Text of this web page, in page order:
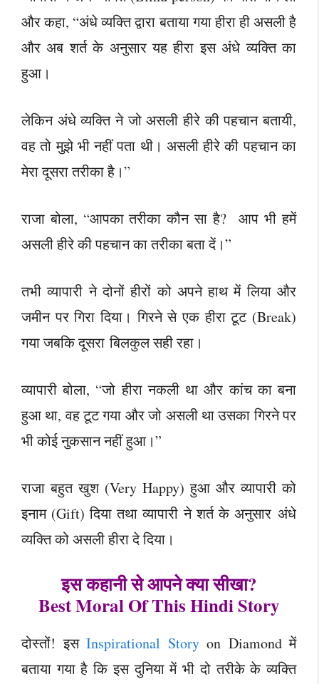
और कहा, “अंधे व्यक्ति द्वारा बताया गया हीरा ही असली है
और अब शर्त के अनुसार यह हीरा इस अंधे व्यक्ति का
हुआ।
लेकिन अंधे व्यक्ति ने जो असली हीरे की पहचान बतायी,
वह तो मुझे भी नहीं पता थी। असली हीरे की पहचान का
मेरा दूसरा तरीका है।”
राजा बोला, “आपका तरीका कौन सा है? आप भी हमें
असली हीरे की पहचान का तरीका बता दें।”
तभी व्यापारी ने दोनों हीरों को अपने हाथ में लिया और
जमीन पर गिरा दिया। गिरने से एक हीरा टूट (Break)
गया जबकि दूसरा बिलकुल सही रहा।
व्यापारी बोला, “जो हीरा नकली था और कांच का बना
हुआ था, वह टूट गया और जो असली था उसका गिरने पर
भी कोई नुकसान नहीं हुआ।”
राजा बहुत खुश (Very Happy) हुआ और व्यापारी को
इनाम (Gift) दिया तथा व्यापारी ने शर्त के अनुसार अंधे
व्यक्ति को असली हीरा दे दिया।
इस कहानी से आपने क्या सीखा?
Best Moral Of This Hindi Story
दोस्तों! इस Inspirational Storyon Diamond में
बताया गया है कि इस दुनिया में भी दो तरीके के व्यक्ति